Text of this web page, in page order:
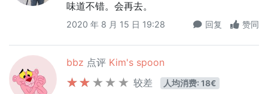
味道不错。会再去。
2020 年 8 月 15 日 19:28 回复 赞同
bbz 点评 Kim's spoon
较差
人均消费: 18€